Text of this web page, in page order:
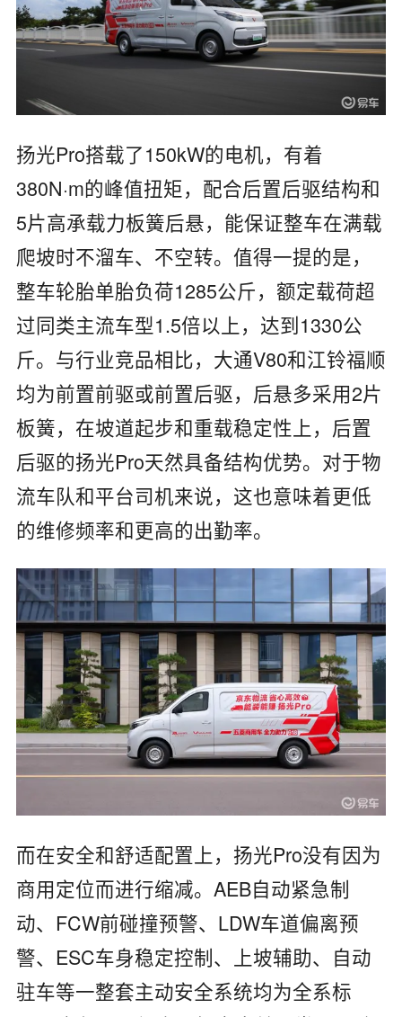
扬光Pro搭载了150kW的电机，有着
380N·m的峰值扭矩，配合后置后驱结构和
5片高承载力板簧后悬，能保证整车在满载
爬坡时不溜车、不空转。值得一提的是，
整车轮胎单胎负荷1285公斤，额定载荷超
过同类主流车型1.5倍以上，达到1330公
斤。与行业竞品相比，大通V80和江铃福顺
均为前置前驱或前置后驱，后悬多采用2片
板簧，在坡道起步和重载稳定性上，后置
后驱的扬光Pro天然具备结构优势。对于物
流车队和平台司机来说，这也意味着更低
的维修频率和更高的出勤率。
而在安全和舒适配置上，扬光Pro没有因为
商用定位而进行缩减。AEB自动紧急制
动、FCW前碰撞预警、LDW车道偏离预
警、ESC车身稳定控制、上坡辅助、自动
驻车等一整套主动安全系统均为全系标